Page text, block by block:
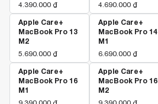
4.390.000 ₫ 4.690.000 ₫
Apple Care+
MacBook Pro 13
M2
5.690.000 ₫
Apple Care+
MacBook Pro 14
M1
6.690.000 ₫
Apple Care+
MacBook Pro 16
M1
Apple Care+
MacBook Pro 16
M2